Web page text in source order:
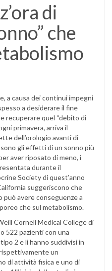
di
che
a causa dei continui impegni
a desiderare il fine
recuperare quel “debito di
primavera, arriva il
dell’orologio avanti di
sono gli effetti di un sonno più
aver riposato di meno, i
durante il
Society di quest’anno
suggeriscono che
può avere conseguenze a
che sul metabolismo.
Cornell Medical College di
522 pazienti con una
2 e li hanno suddivisi in
un
di attività fisica e uno di